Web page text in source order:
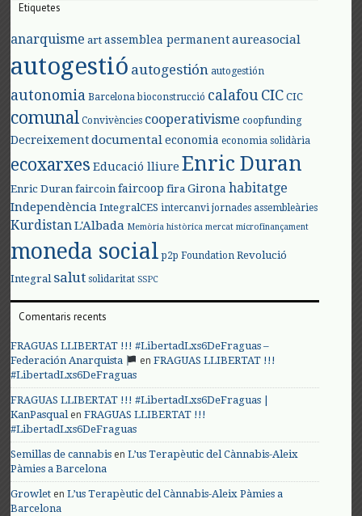
Etiquetes
anarquisme art assemblea permanent aureasocial
autogestió autogestión autogestión
autonomia Barcelona bioconstrucció calafouCIC CIC
comunal Convivències cooperativisme coopfunding
Decreixement documental economia economia solidària
ecoxarxes Educació lliure Enric Duran
Enric Duran faircoin faircoop fira Girona habitatge
Independència IntegralCES intercanvi jornades assembleàries
KurdistanL'Albada Memòria històrica mercat microfinançament
moneda social p2p Foundation Revolució
Integral salut solidaritat SSPC
Comentaris recents
FRAGUAS LLIBERTAT !!! #LibertadLxs6DeFraguas –
Federación Anarquista
enFRAGUAS LLIBERTAT !!!
#LibertadLxs6DeFraguas
FRAGUAS LLIBERTAT !!! #LibertadLxs6DeFraguas |
KanPasqualenFRAGUAS LLIBERTAT !!!
#LibertadLxs6DeFraguas
Semillas de cannabis enL’us Terapèutic del Cànnabis-Aleix
Pàmies a Barcelona
Growlet enL’us Terapèutic del Cànnabis-Aleix Pàmies a
Barcelona